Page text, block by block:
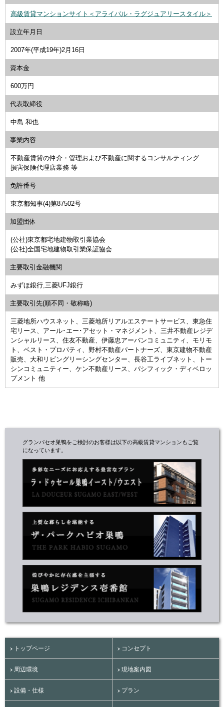
高級賃貸マンションサイト＜アライバル・ラグジュアリースタイル＞
設立年月日
2007年(平成19年)2月16日
資本金
600万円
代表取締役
中島 和也
事業内容
不動産賃貸の仲介・管理および不動産に関するコンサルティング
損害保険代理店業務 等
免許番号
東京都知事(4)第87502号
加盟団体
(公社)東京都宅地建物取引業協会
(公社)全国宅地建物取引業保証協会
主要取引金融機関
みずほ銀行,三菱UFJ銀行
主要取引先(順不同・敬称略)
三菱地所ハウスネット、三菱地所リアルエステートサービス、東急住
宅リース、アール･エー･アセット・マネジメント、三井不動産レジデ
ンシャルリース、住友不動産、伊藤忠アーバンコミュニティ、モリモ
ト、ベスト・プロパティ、野村不動産パートナーズ、東京建物不動産
販売、大和リビングリーシングセンター、長谷工ライブネット、トー
シンコミュニティー、ケン不動産リース、パシフィック・ディベロッ
プメント 他
グランパセオ巣鴨をご検討のお客様は以下の高級賃貸マンションもご覧
になっています。
トップページ コンセプト
周辺環境 現地案内図
設備・仕様 プラン